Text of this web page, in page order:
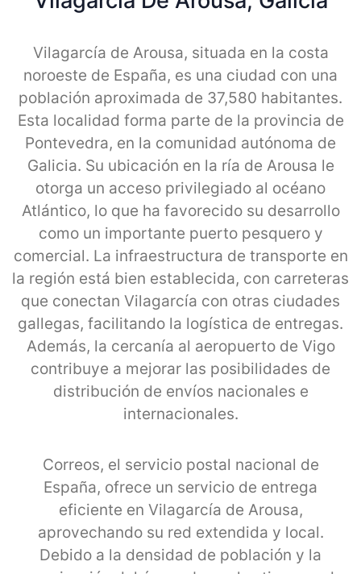
Vilagarcía de Arousa, situada en la costa
noroeste de España, es una ciudad con una
población aproximada de 37,580 habitantes.
Esta localidad forma parte de la provincia de
Pontevedra, en la comunidad autónoma de
Galicia. Su ubicación en la ría de Arousa le
otorga un acceso privilegiado al océano
Atlántico, lo que ha favorecido su desarrollo
como un importante puerto pesquero y
comercial. La infraestructura de transporte en
la región está bien establecida, con carreteras
que conectan Vilagarcía con otras ciudades
gallegas, facilitando la logística de entregas.
Además, la cercanía al aeropuerto de Vigo
contribuye a mejorar las posibilidades de
distribución de envíos nacionales e
internacionales.
Correos, el servicio postal nacional de
España, ofrece un servicio de entrega
eficiente en Vilagarcía de Arousa,
aprovechando su red extendida y local.
Debido a la densidad de población y la